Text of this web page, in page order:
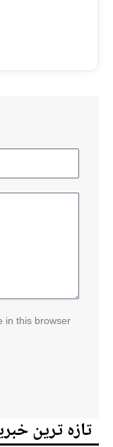
in this browser
تازہ ترین